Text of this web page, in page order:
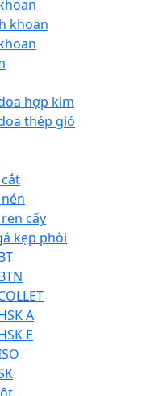
khoan
hợp kim
thép gió
cấy
kẹp phôi
A
E